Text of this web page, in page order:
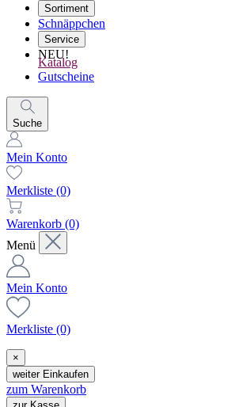
Sortiment
Schnäppchen
Service
NEU!
Katalog
Gutscheine
Suche
Mein Konto
Merkliste (0)
Warenkorb (0)
Menü
Mein Konto
Merkliste (0)
×
weiter Einkaufen
zum Warenkorb